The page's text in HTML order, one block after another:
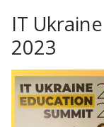
IT
2023